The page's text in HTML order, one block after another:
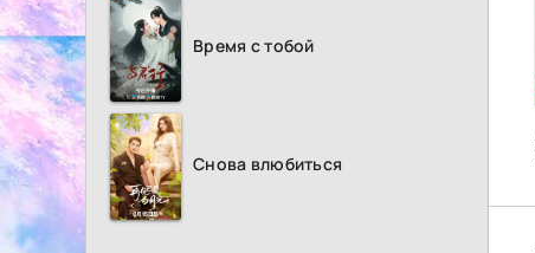
Время с тобой
Снова влюбиться